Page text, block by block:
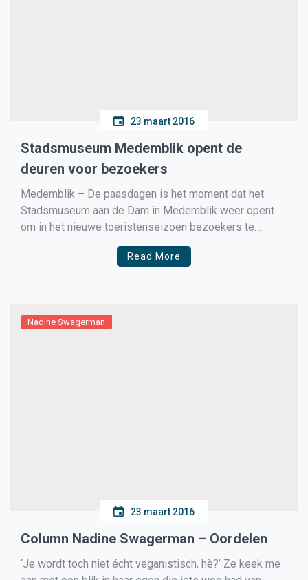
23 maart 2016
Stadsmuseum Medemblik opent de
deuren voor bezoekers
Medemblik – De paasdagen is het moment dat het
Stadsmuseum aan de Dam in Medemblik weer opent
om in het nieuwe toeristenseizoen bezoekers te
ontvangen. In het voormalige stadhuis zijn zowel de
eerste verdieping als de trouw/raadzaal open voor het
Read More
Nadine Swagerman
23 maart 2016
Column Nadine Swagerman – Oordelen
‘Je wordt toch niet écht veganistisch, hè?’ Ze keek me